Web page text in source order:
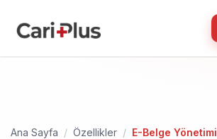
Ana Sayfa Özellikler E-Belge Yönetimi